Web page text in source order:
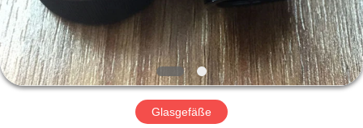
VIDEOS
ÜBER
UNS
Glasgefäße